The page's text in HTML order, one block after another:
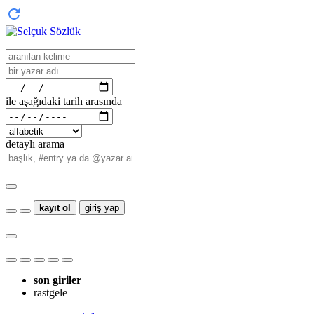
ile aşağıdaki tarih arasında
detaylı arama
kayıt ol giriş yap
son giriler
rastgele